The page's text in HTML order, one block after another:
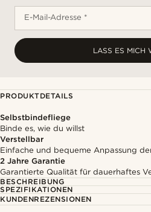
E-Mail-Adresse *
LASS ES MICH
PRODUKTDETAILS
Selbstbindefliege
Binde es, wie du willst
Verstellbar
Einfache und bequeme Anpassung
2 Jahre Garantie
Garantierte Qualität für dauerhaftes
BESCHREIBUNG
SPEZIFIKATIONEN
KUNDENREZENSIONEN